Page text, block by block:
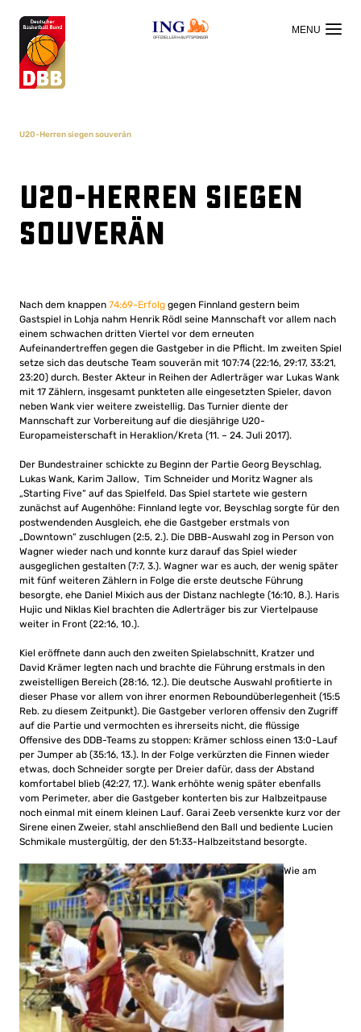
OFFIZIELLER HAUPTSPONSOR
U20-Herren siegen souverän
U20-Herren siegen
souverän
Nach dem knappen 74:69-Erfolg gegen Finnland gestern beim
Gastspiel in Lohja nahm Henrik Rödl seine Mannschaft vor allem nach
einem schwachen dritten Viertel vor dem erneuten
Aufeinandertreffen gegen die Gastgeber in die Pflicht. Im zweiten Spiel
setze sich das deutsche Team souverän mit 107:74 (22:16, 29:17, 33:21,
23:20) durch. Bester Akteur in Reihen der Adlerträger war Lukas Wank
mit 17 Zählern, insgesamt punkteten alle eingesetzten Spieler, davon
neben Wank vier weitere zweistellig. Das Turnier diente der
Mannschaft zur Vorbereitung auf die diesjährige U20-
Europameisterschaft in Heraklion/Kreta (11. – 24. Juli 2017).
Der Bundestrainer schickte zu Beginn der Partie Georg Beyschlag,
Lukas Wank, Karim Jallow, Tim Schneider und Moritz Wagner als
„Starting Five“ auf das Spielfeld. Das Spiel startete wie gestern
zunächst auf Augenhöhe: Finnland legte vor, Beyschlag sorgte für den
postwendenden Ausgleich, ehe die Gastgeber erstmals von
„Downtown“ zuschlugen (2:5, 2.). Die DBB-Auswahl zog in Person von
Wagner wieder nach und konnte kurz darauf das Spiel wieder
ausgeglichen gestalten (7:7, 3.). Wagner war es auch, der wenig später
mit fünf weiteren Zählern in Folge die erste deutsche Führung
besorgte, ehe Daniel Mixich aus der Distanz nachlegte (16:10, 8.). Haris
Hujic und Niklas Kiel brachten die Adlerträger bis zur Viertelpause
weiter in Front (22:16, 10.).
Kiel eröffnete dann auch den zweiten Spielabschnitt, Kratzer und
David Krämer legten nach und brachte die Führung erstmals in den
zweistelligen Bereich (28:16, 12.). Die deutsche Auswahl profitierte in
dieser Phase vor allem von ihrer enormen Reboundüberlegenheit (15:5
Reb. zu diesem Zeitpunkt). Die Gastgeber verloren offensiv den Zugriff
auf die Partie und vermochten es ihrerseits nicht, die flüssige
Offensive des DDB-Teams zu stoppen: Krämer schloss einen 13:0-Lauf
per Jumper ab (35:16, 13.). In der Folge verkürzten die Finnen wieder
etwas, doch Schneider sorgte per Dreier dafür, dass der Abstand
komfortabel blieb (42:27, 17.). Wank erhöhte wenig später ebenfalls
vom Perimeter, aber die Gastgeber konterten bis zur Halbzeitpause
noch einmal mit einem kleinen Lauf. Garai Zeeb versenkte kurz vor der
Sirene einen Zweier, stahl anschließend den Ball und bediente Lucien
Schmikale mustergültig, der den 51:33-Halbzeitstand besorgte.
Wie am